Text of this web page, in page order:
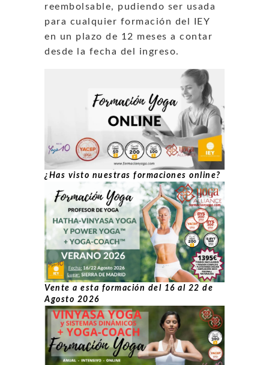
reembolsable, pudiendo ser usada
para cualquier formación del IEY
en un plazo de 12 meses a contar
desde la fecha del ingreso.
¿Has visto nuestras formaciones online?
Vente a esta formación del 16 al 22 de
Agosto 2026